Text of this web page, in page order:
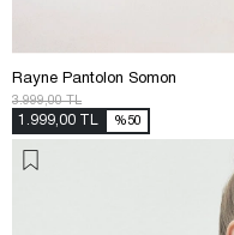
Rayne Pantolon Somon
3.999,00 TL
1.999,00 TL %50